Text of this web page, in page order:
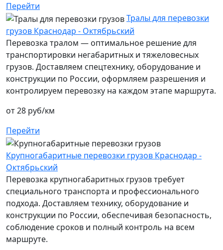
Перейти
Тралы для перевозки
грузов Краснодар - Октябрьский
Перевозка тралом — оптимальное решение для
транспортировки негабаритных и тяжеловесных
грузов. Доставляем спецтехнику, оборудование и
конструкции по России, оформляем разрешения и
контролируем перевозку на каждом этапе маршрута.
от 28 руб/км
Перейти
Крупногабаритные перевозки грузов Краснодар -
Октябрьский
Перевозка крупногабаритных грузов требует
специального транспорта и профессионального
подхода. Доставляем технику, оборудование и
конструкции по России, обеспечивая безопасность,
соблюдение сроков и полный контроль на всем
маршруте.